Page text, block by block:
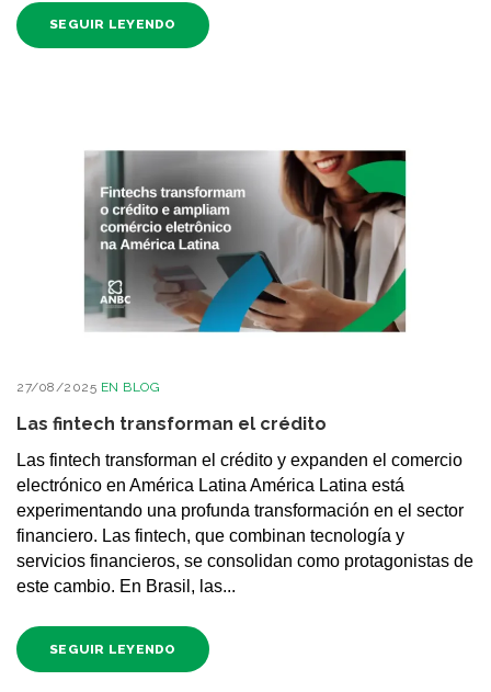
SEGUIR LEYENDO
27/08/2025 EN BLOG
Las fintech transforman el crédito
Las fintech transforman el crédito y expanden el comercio
electrónico en América Latina América Latina está
experimentando una profunda transformación en el sector
financiero. Las fintech, que combinan tecnología y
servicios financieros, se consolidan como protagonistas de
este cambio. En Brasil, las...
SEGUIR LEYENDO